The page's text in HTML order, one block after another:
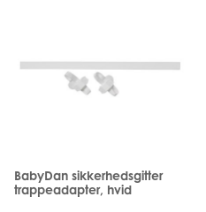
BabyDan sikkerhedsgitter
trappeadapter, hvid